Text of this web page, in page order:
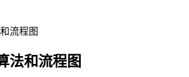
流程图
法和流程图